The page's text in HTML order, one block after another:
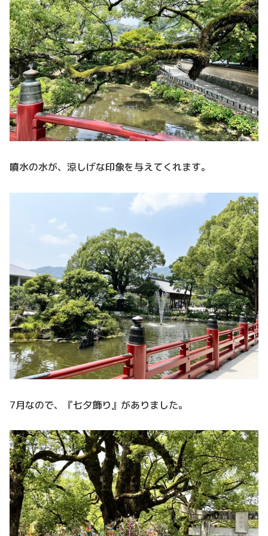
噴水の水が、涼しげな印象を与えてくれます。
7月なので、『七夕飾り』がありました。